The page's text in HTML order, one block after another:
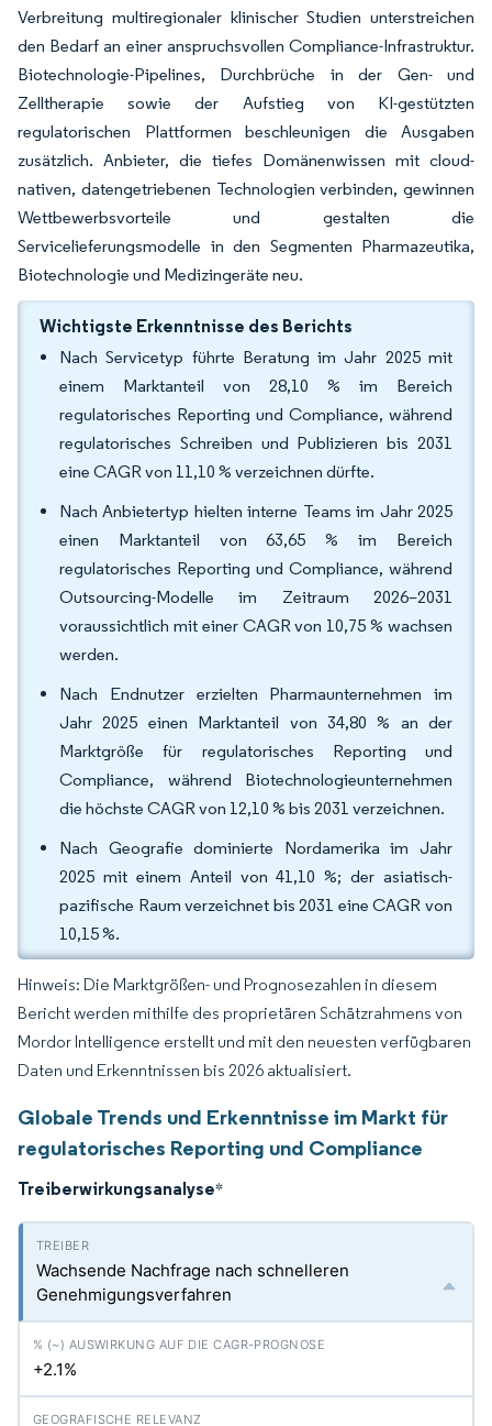
Verbreitung multiregionaler klinischer Studien unterstreichen
den Bedarf an einer anspruchsvollen Compliance-Infrastruktur.
Biotechnologie-Pipelines, Durchbrüche in der Gen- und
Zelltherapie sowie der Aufstieg von KI-gestützten
regulatorischen Plattformen beschleunigen die Ausgaben
zusätzlich. Anbieter, die tiefes Domänenwissen mit cloud-
nativen, datengetriebenen Technologien verbinden, gewinnen
Wettbewerbsvorteile und gestalten die
Servicelieferungsmodelle in den Segmenten Pharmazeutika,
Biotechnologie und Medizingeräte neu.
Wichtigste Erkenntnisse des Berichts
Nach Servicetyp führte Beratung im Jahr 2025 mit
einem Marktanteil von 28,10 % im Bereich
regulatorisches Reporting und Compliance, während
regulatorisches Schreiben und Publizieren bis 2031
eine CAGR von 11,10 % verzeichnen dürfte.
Nach Anbietertyp hielten interne Teams im Jahr 2025
einen Marktanteil von 63,65 % im Bereich
regulatorisches Reporting und Compliance, während
Outsourcing-Modelle im Zeitraum 2026–2031
voraussichtlich mit einer CAGR von 10,75 % wachsen
werden.
Nach Endnutzer erzielten Pharmaunternehmen im
Jahr 2025 einen Marktanteil von 34,80 % an der
Marktgröße für regulatorisches Reporting und
Compliance, während Biotechnologieunternehmen
die höchste CAGR von 12,10 % bis 2031 verzeichnen.
Nach Geografie dominierte Nordamerika im Jahr
2025 mit einem Anteil von 41,10 %; der asiatisch-
pazifische Raum verzeichnet bis 2031 eine CAGR von
10,15 %.
Hinweis: Die Marktgrößen- und Prognosezahlen in diesem
Bericht werden mithilfe des proprietären Schätzrahmens von
Mordor Intelligence erstellt und mit den neuesten verfügbaren
Daten und Erkenntnissen bis 2026 aktualisiert.
Globale Trends und Erkenntnisse im Markt für
regulatorisches Reporting und Compliance
Treiberwirkungsanalyse*
Wachsende Nachfrage nach schnelleren
Genehmigungsverfahren
+2.1%